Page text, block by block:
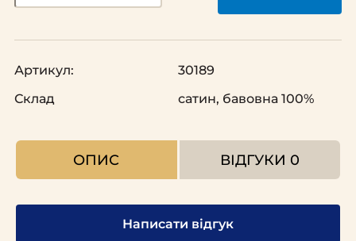
Артикул:
30189
Склад
сатин, бавовна 100%
ОПИС ВІДГУКИ 0
Написати відгук